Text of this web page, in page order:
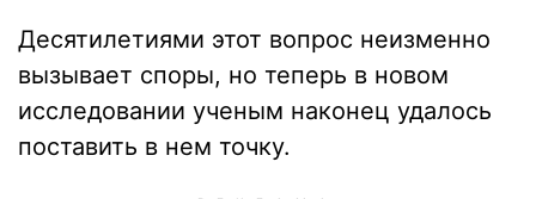
Десятилетиями этот вопрос неизменно
вызывает споры, но теперь в новом
исследовании ученым наконец удалось
поставить в нем точку.